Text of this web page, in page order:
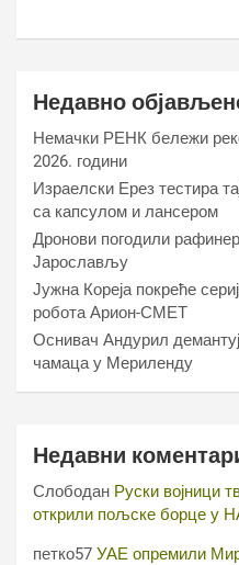
Недавно
Немачки РЕНК бележи
2026. години
Израелски Ерез тестира
са капсулом и лансером
Дронови погодили
Јарослављу
Јужна Кореја покреће
робота Арион-СМЕТ
Оснивач Андурил
чамаца у Мериленду
Недавни
Слободан Руски војници
открили пољске борце у
петко57 УАЕ опремили